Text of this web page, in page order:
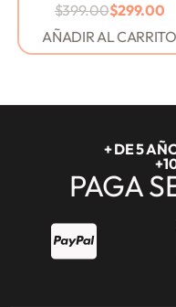
$399.00$299.00
AÑADIR AL CARRITO
+ DE 5
PAGA